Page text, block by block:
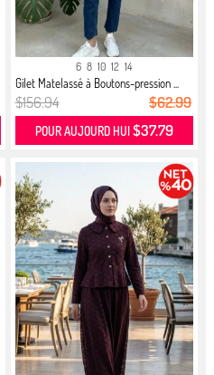
6 8 10 12 14
Gilet Matelassé à Boutons-pression ...
$156.94 $62.99
POUR AUJOURD HUI $37.79